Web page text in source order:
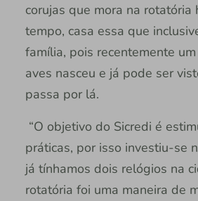
corujas que mora na rotatória
tempo, casa essa que
família, pois recentemente
aves nasceu e já pode ser
passa por lá.
“O objetivo do Sicredi é
práticas, por isso investiu-se
já tínhamos dois relógios na
rotatória foi uma maneira de